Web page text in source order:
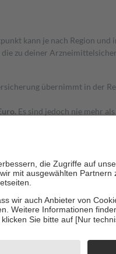
kann je nach Region und
zu deiner
übernimmt in der
Es sind jedoch nie mehr
Zuzahlungen an bei: